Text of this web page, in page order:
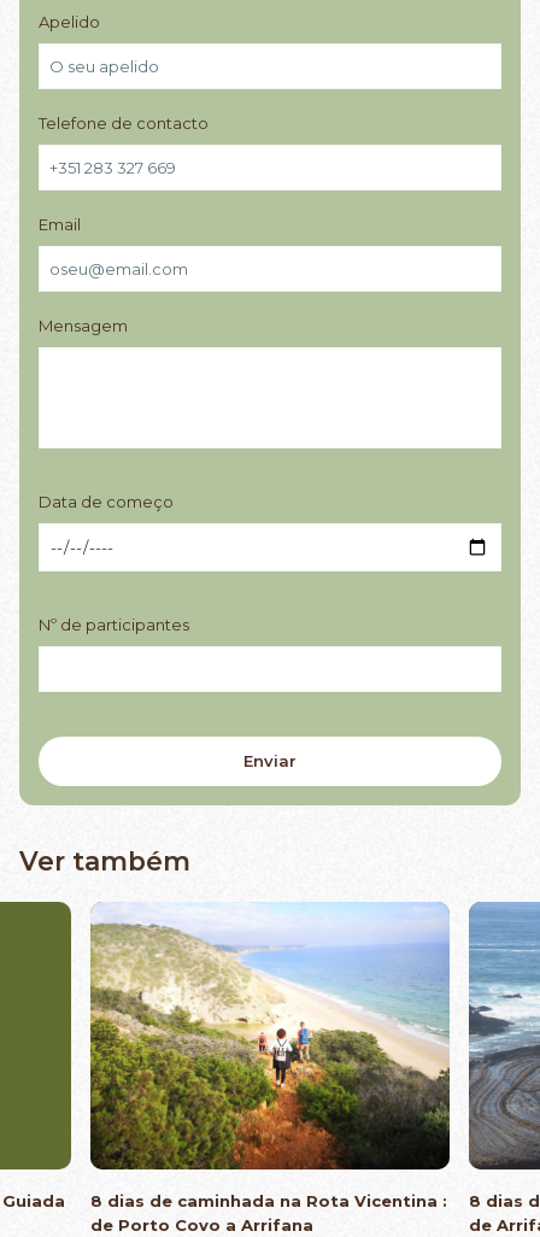
Apelido
Telefone de contacto
Email
Mensagem
Data de começo
Nº de participantes
Ver também
8 dias de caminhada na Rota Vicentina :
de Porto Covo a Arrifana
8 dias
de